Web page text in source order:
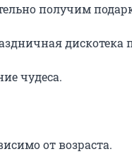
получим
дискотека
чудеса.
от возраста.